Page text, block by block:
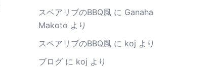
スベアリブのBBQ風に Ganaha
Makoto より
スベアリブのBBQ風に koj より
ブログに koj より